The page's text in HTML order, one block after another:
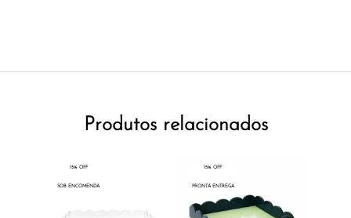
Produtos relacionados
15% OFF
SOB ENCOMENDA
15% OFF
PRONTA ENTREGA